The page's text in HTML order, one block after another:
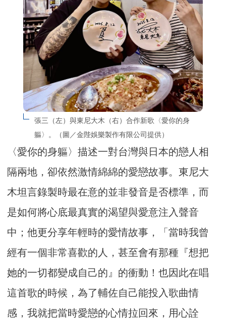
張三（左）與東尼大木（右）合作新歌〈愛你的身
軀〉。（圖／金陛娛樂製作有限公司提供）
〈愛你的身軀〉描述一對台灣與日本的戀人相
隔兩地，卻依然激情綿綿的愛戀故事。東尼大
木坦言錄製時最在意的並非發音是否標準，而
是如何將心底最真實的渴望與愛意注入聲音
中；他更分享年輕時的愛情故事，「當時我曾
經有一個非常喜歡的人，甚至會有那種『想把
她的一切都變成自己的』的衝動！也因此在唱
這首歌的時候，為了輔佐自己能投入歌曲情
感，我就把當時愛戀的心情拉回來，用心詮